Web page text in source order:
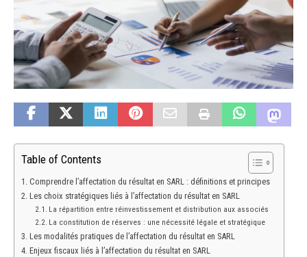
Table of Contents
Comprendre l’affectation du résultat en SARL : définitions et principes
Les choix stratégiques liés à l’affectation du résultat en SARL
La répartition entre réinvestissement et distribution aux associés
La constitution de réserves : une nécessité légale et stratégique
Les modalités pratiques de l’affectation du résultat en SARL
Enjeux fiscaux liés à l’affectation du résultat en SARL